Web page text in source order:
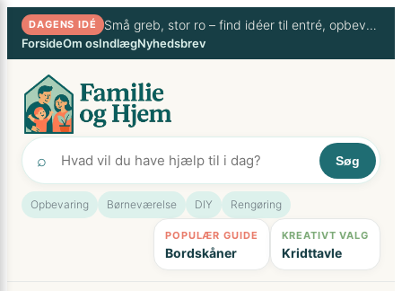
Spring
indhold
DAGENS IDÉ Små greb, stor ro – find idéer til entré, opbevaring og travle hverdage
ForsideOm osIndlægNyhedsbrev
⌕ Søg
Opbevaring Børneværelse DIY Rengøring
POPULÆR GUIDE
Bordskåner
KREATIVT VALG
Kridttavle